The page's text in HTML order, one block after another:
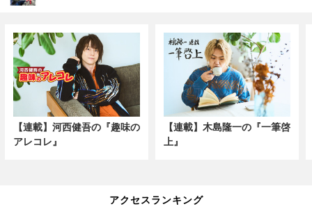
【連載】河西健吾の『趣味の
アレコレ』
【連載】木島隆一の『一筆啓
上』
アクセスランキング